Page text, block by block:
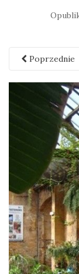
Poprzednie